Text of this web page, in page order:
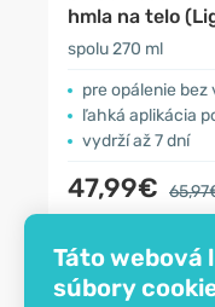
Táto webová
súbory
hmla na telo
spolu 270 ml
pre opálenie
ľahká aplikácia
vydrží až 7 dní
47,99€